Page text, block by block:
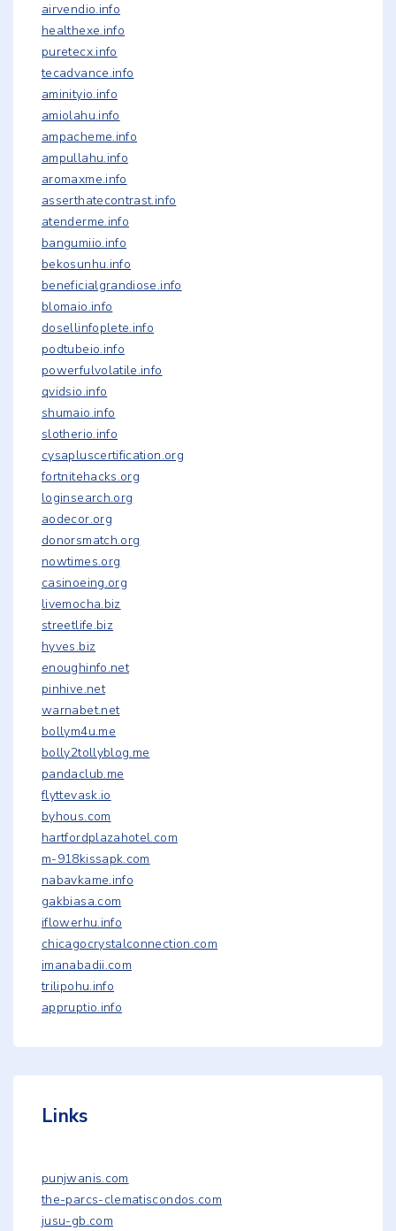
airvendio.info
healthexe.info
puretecx.info
tecadvance.info
aminityio.info
amiolahu.info
ampacheme.info
ampullahu.info
aromaxme.info
asserthatecontrast.info
atenderme.info
bangumiio.info
bekosunhu.info
beneficialgrandiose.info
blomaio.info
dosellinfoplete.info
podtubeio.info
powerfulvolatile.info
qvidsio.info
shumaio.info
slotherio.info
cysapluscertification.org
fortnitehacks.org
loginsearch.org
aodecor.org
donorsmatch.org
nowtimes.org
casinoeing.org
livemocha.biz
streetlife.biz
hyves.biz
enoughinfo.net
pinhive.net
warnabet.net
bollym4u.me
bolly2tollyblog.me
pandaclub.me
flyttevask.io
byhous.com
hartfordplazahotel.com
m-918kissapk.com
nabavkame.info
gakbiasa.com
iflowerhu.info
chicagocrystalconnection.com
imanabadii.com
trilipohu.info
appruptio.info
Links
punjwanis.com
the-parcs-clematiscondos.com
jusu-gb.com